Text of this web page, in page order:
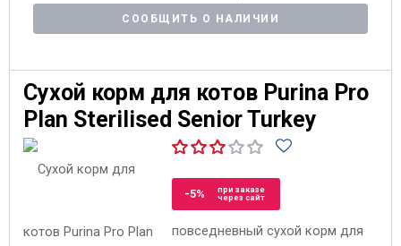
СООБЩИТЬ О НАЛИЧИИ
Сухой корм для котов Purina Pro
Plan Sterilised Senior Turkey
-5%
при заказе
через сайт
повседневный сухой корм для